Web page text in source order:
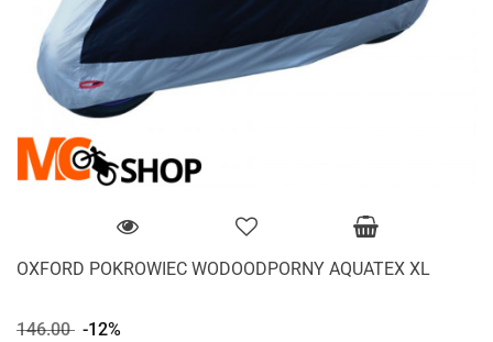
OXFORD POKROWIEC WODOODPORNY AQUATEX XL
146.00 -12%